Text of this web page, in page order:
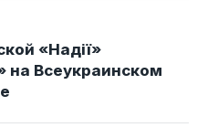
«Надії»
на Всеукраинском